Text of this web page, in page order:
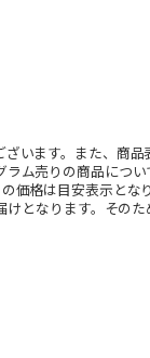
います。また、商
ム売りの商品につ
価格は目安表示とな
となります。その